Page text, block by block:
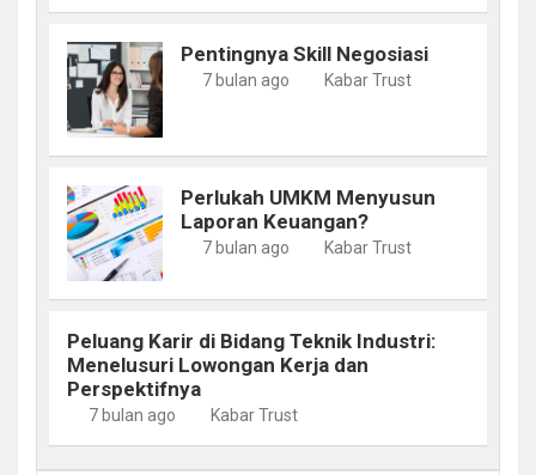
Pentingnya Skill Negosiasi
7 bulan ago Kabar Trust
Perlukah UMKM Menyusun
Laporan Keuangan?
7 bulan ago Kabar Trust
Peluang Karir di Bidang Teknik Industri:
Menelusuri Lowongan Kerja dan
Perspektifnya
7 bulan ago Kabar Trust